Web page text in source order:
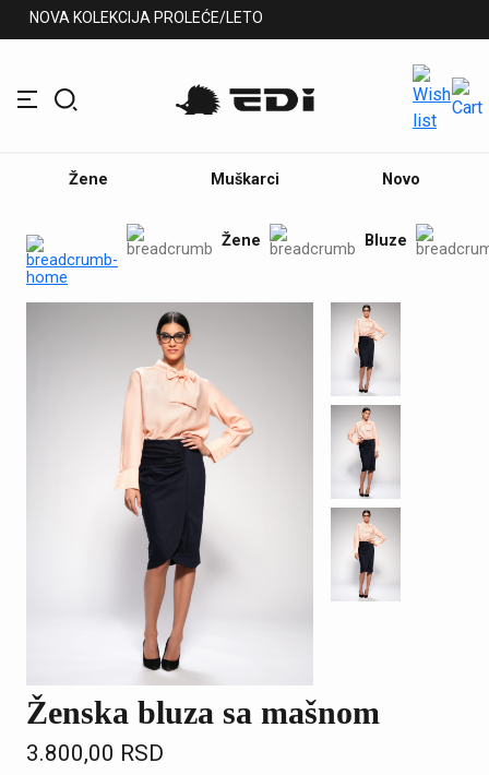
NOVA KOLEKCIJA PROLEĆE/LETO
Žene Muškarci Novo
Žene Bluze
Ženska bluza sa mašnom
3.800,00 RSD